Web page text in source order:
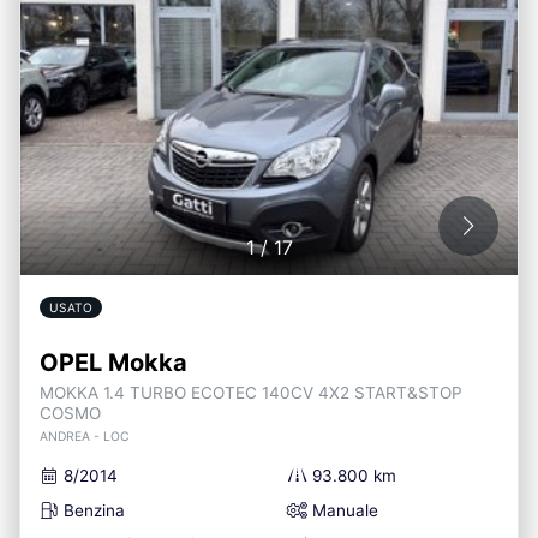
1/17
USATO
OPEL Mokka
MOKKA 1.4 TURBO ECOTEC 140CV 4X2 START&STOP
COSMO
ANDREA - LOC
8/2014
93.800 km
Benzina
Manuale